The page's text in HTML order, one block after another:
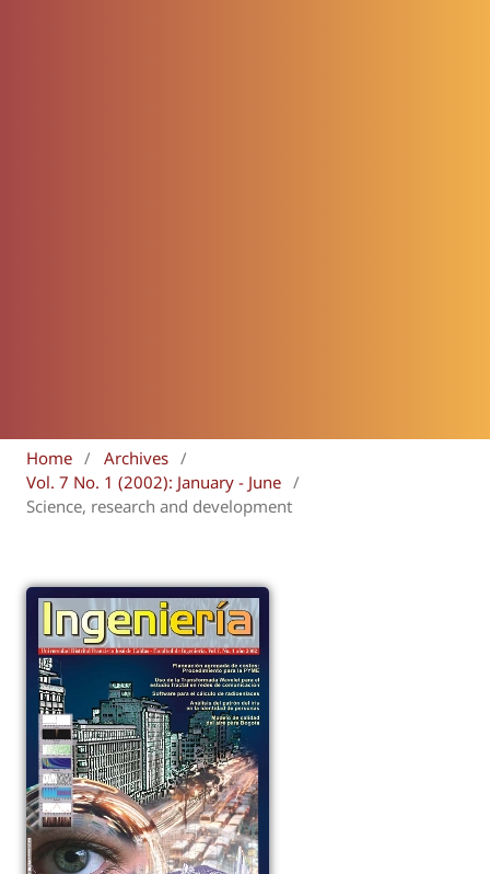
Home / Archives /
Vol. 7 No. 1 (2002): January - June /
Science, research and development